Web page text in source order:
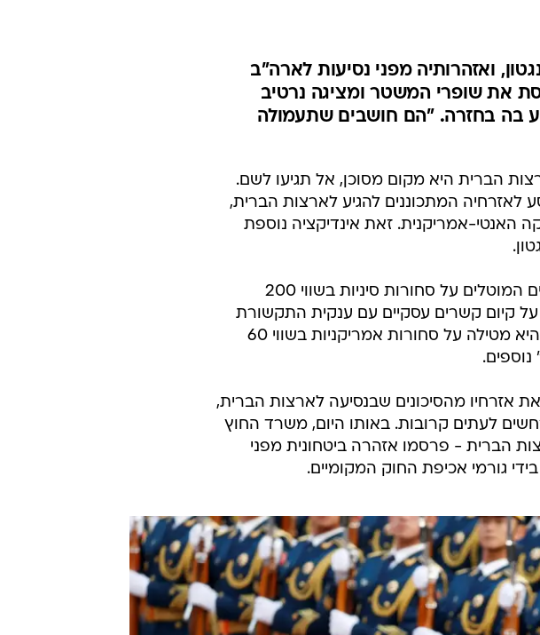
ואזהרותיה מפני נסיעות לארה"ב
את שופרי המשטר ומציגה נרטיב
בה בחזרה. "הם חושבים שתעמולה
הברית היא מקום מסוכן, אל תגיעו לשם.
המתכוננים להגיע לארצות הברית,
האנטי-אמריקנית. זאת אינדיקציה נוספת
בחודש שעבר העלה נשיא ארצות הברית את המכסים המוטלים על סחורות סיניות בשווי 200
אף איים לאסור על קיום קשרים עסקיים עם ענקית התקשורת
וואווי. בתגובה, סין העלתה ביום שבת את המכסים שהיא מטילה על סחורות אמריקניות בשווי 60
אזרחיו מהסיכונים שבנסיעה לארצות הברית,
לעתים קרובות. באותו היום, משרד החוץ
הברית - פרסמו אזהרה ביטחונית מפני
גורמי אכיפת החוק המקומיים.